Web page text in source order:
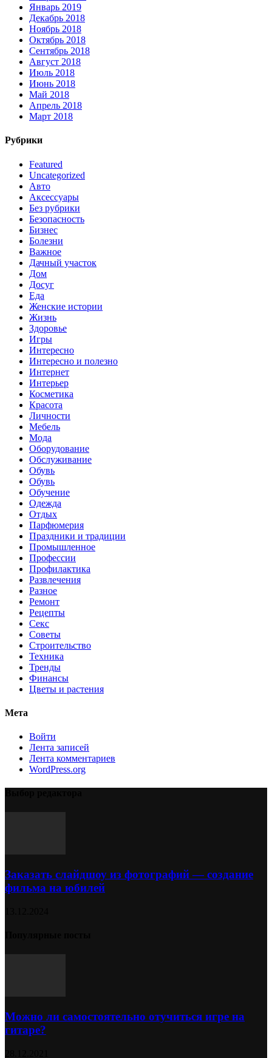
Январь 2019
Декабрь 2018
Ноябрь 2018
Октябрь 2018
Сентябрь 2018
Август 2018
Июль 2018
Июнь 2018
Май 2018
Апрель 2018
Март 2018
Рубрики
Featured
Uncategorized
Авто
Аксессуары
Без рубрики
Безопасность
Бизнес
Болезни
Важное
Дачный участок
Дом
Досуг
Еда
Женские истории
Жизнь
Здоровье
Игры
Интересно
Интересно и полезно
Интернет
Интерьер
Косметика
Красота
Личности
Мебель
Мода
Оборудование
Обслуживание
Обувь
Обувь
Обучение
Одежда
Отдых
Парфюмерия
Праздники и традиции
Промышленное
Профессии
Профилактика
Развлечения
Разное
Ремонт
Рецепты
Секс
Советы
Строительство
Техника
Тренды
Финансы
Цветы и растения
Мета
Войти
Лента записей
Лента комментариев
WordPress.org
Заказать слайдшоу из фотографий — создание
фильма на юбилей
Можно ли самостоятельно отучиться игре на
гитаре?